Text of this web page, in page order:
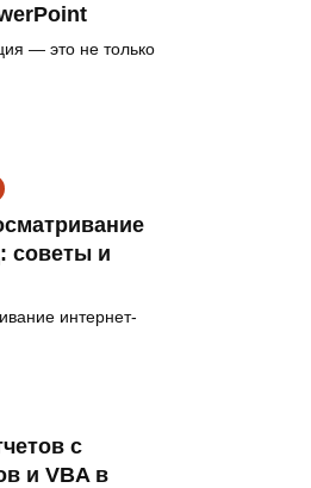
— это не только
советы и
интернет-
с
и VBA в